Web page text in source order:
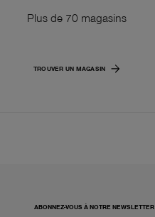
Plus de 70 magasins
TROUVER UN MAGASIN
ABONNEZ-VOUS À NOTRE NEWSLETTER